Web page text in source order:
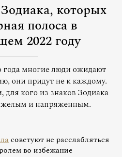
которых
полоса в
2022 году
года многие люди ожидают
они придут не к каждому.
для кого из знаков Зодиака
и напряженным.
советуют не расслабляться
во избежание